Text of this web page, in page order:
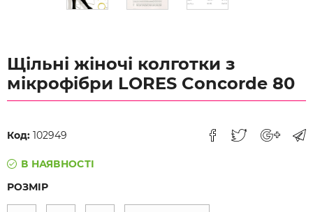
Щільні жіночі колготки з
мікрофібри LORES Concorde 80
Код: 102949
В НАЯВНОСТІ
РОЗМІР